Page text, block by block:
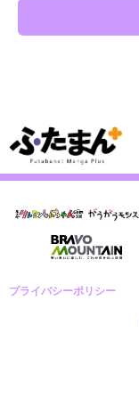
プライバシーポリシー